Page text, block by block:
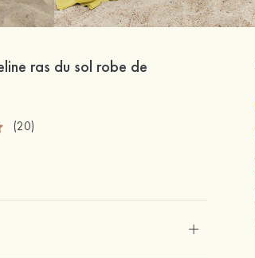
ras du sol robe de
(20)